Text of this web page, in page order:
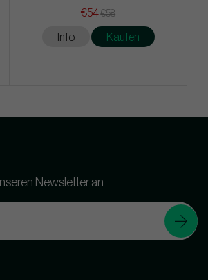
€54€58
Info Kaufen
Newsletter an